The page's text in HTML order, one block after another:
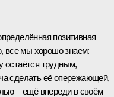
позитивная
все мы хорошо знаем:
остаётся трудным,
сделать её опережающей,
– ещё впереди в своём